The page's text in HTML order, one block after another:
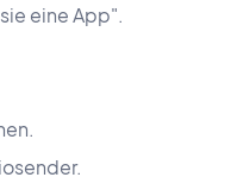
eine App".